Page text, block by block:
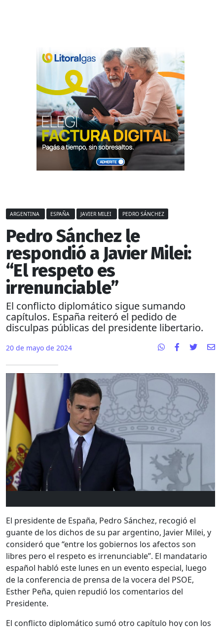
ARGENTINA ESPAÑA JAVIER MILEI PEDRO SÁNCHEZ
Pedro Sánchez le
respondió a Javier Milei:
“El respeto es
irrenunciable”
El conflicto diplomático sigue sumando
capítulos. España reiteró el pedido de
disculpas públicas del presidente libertario.
20 de mayo de 2024
El presidente de España, Pedro Sánchez, recogió el
guante de los dichos de su par argentino, Javier Milei, y
consideró que “entre los gobiernos los afectos son
libres pero el respeto es irrenunciable”. El mandatario
español habló este lunes en un evento especial, luego
de la conferencia de prensa de la vocera del PSOE,
Esther Peña, quien repudió los comentarios del
Presidente.
El conflicto diplomático sumó otro capítulo hoy con los